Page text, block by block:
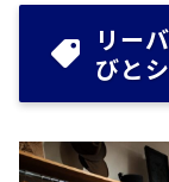
リー
びと